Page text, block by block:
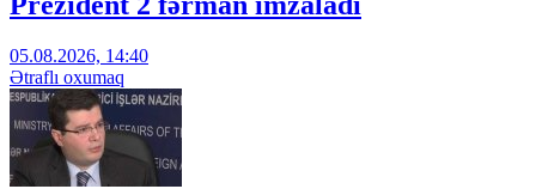
05.08.2026, 14:40
Ətraflı oxumaq